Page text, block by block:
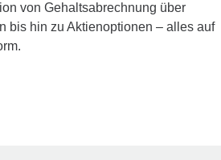
von Gehaltsabrechnung über
bis hin zu Aktienoptionen – alles auf